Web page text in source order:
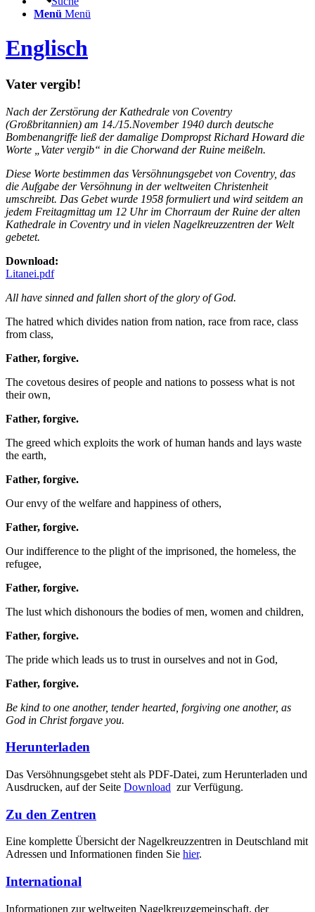
Menü Menü
Englisch
Vater vergib!
Nach der Zerstörung der Kathedrale von Coventry
(Großbritannien) am 14./15.November 1940 durch deutsche
Bombenangriffe ließ der damalige Dompropst Richard Howard die
Worte „Vater vergib“ in die Chorwand der Ruine meißeln.
Diese Worte bestimmen das Versöhnungsgebet von Coventry, das
die Aufgabe der Versöhnung in der weltweiten Christenheit
umschreibt. Das Gebet wurde 1958 formuliert und wird seitdem an
jedem Freitagmittag um 12 Uhr im Chorraum der Ruine der alten
Kathedrale in Coventry und in vielen Nagelkreuzzentren der Welt
gebetet.
Download:
Litanei.pdf
All have sinned and fallen short of the glory of God.
The hatred which divides nation from nation, race from race, class
from class,
Father, forgive.
The covetous desires of people and nations to possess what is not
their own,
Father, forgive.
The greed which exploits the work of human hands and lays waste
the earth,
Father, forgive.
Our envy of the welfare and happiness of others,
Father, forgive.
Our indifference to the plight of the imprisoned, the homeless, the
refugee,
Father, forgive.
The lust which dishonours the bodies of men, women and children,
Father, forgive.
The pride which leads us to trust in ourselves and not in God,
Father, forgive.
Be kind to one another, tender hearted, forgiving one another, as
God in Christ forgave you.
Herunterladen
Das Versöhnungsgebet steht als PDF-Datei, zum Herunterladen und
Ausdrucken, auf der Seite Download zur Verfügung.
Zu den Zentren
Eine komplette Übersicht der Nagelkreuzzentren in Deutschland mit
Adressen und Informationen finden Sie hier.
International
Informationen zur weltweiten Nagelkreuzgemeinschaft, der